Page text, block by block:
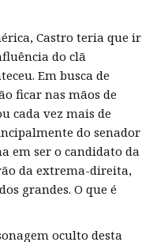
Castro teria que ir
do clã
Em busca de
ficar nas mãos de
cada vez mais de
do senador
em ser o candidato da
da extrema-direita,
grandes. O que é
oculto desta